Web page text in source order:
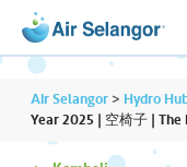
Air Selangor > Hydro
Year 2025 | 空椅子 |